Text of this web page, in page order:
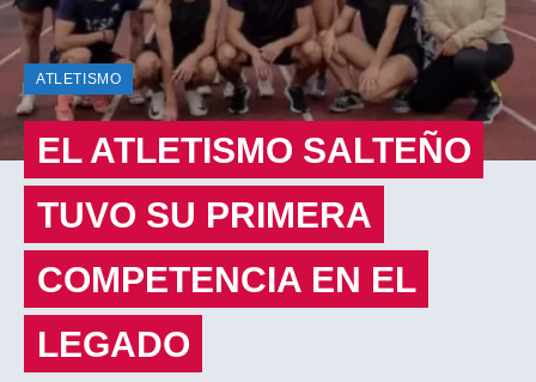
ATLETISMO
EL ATLETISMO SALTEÑO
TUVO SU PRIMERA
COMPETENCIA EN EL
LEGADO